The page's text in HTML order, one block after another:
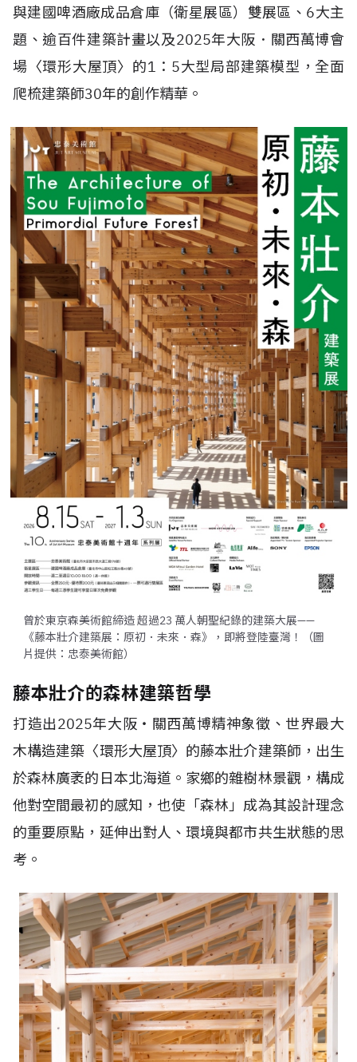
與建國啤酒廠成品倉庫（衛星展區）雙展區、6大主
題、逾百件建築計畫以及2025年大阪．關西萬博會
場〈環形大屋頂〉的1：5大型局部建築模型，全面
爬梳建築師30年的創作精華。
曾於東京森美術館締造 超過23 萬人朝聖紀錄的建築大展——
《藤本壯介建築展：原初．未來．森》，即將登陸臺灣！（圖
片提供：忠泰美術館）
藤本壯介的森林建築哲學
打造出2025年大阪・關西萬博精神象徵、世界最大
木構造建築〈環形大屋頂〉的藤本壯介建築師，出生
於森林廣袤的日本北海道。家鄉的雜樹林景觀，構成
他對空間最初的感知，也使「森林」成為其設計理念
的重要原點，延伸出對人、環境與都市共生狀態的思
考。